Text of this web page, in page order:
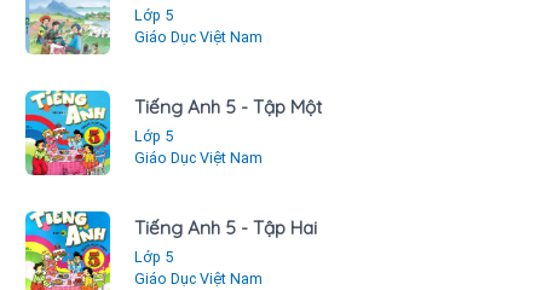
Lớp 5
Giáo Dục Việt Nam
Tiếng Anh 5 - Tập Một
Lớp 5
Giáo Dục Việt Nam
Tiếng Anh 5 - Tập Hai
Lớp 5
Giáo Dục Việt Nam